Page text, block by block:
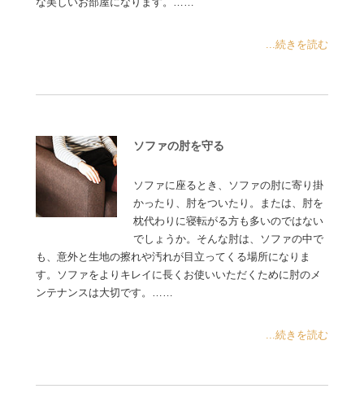
...続きを読む
ソファの肘を守る
ソファに座るとき、ソファの肘に寄り掛
かったり、肘をついたり。または、肘を
枕代わりに寝転がる方も多いのではない
でしょうか。そんな肘は、ソファの中で
も、意外と生地の擦れや汚れが目立ってくる場所になりま
す。ソファをよりキレイに長くお使いいただくために肘のメ
ンテナンスは大切です。……
...続きを読む